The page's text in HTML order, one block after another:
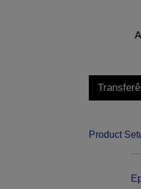
Product